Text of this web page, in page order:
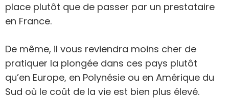
place plutôt que de passer par un prestataire
en France.
De même, il vous reviendra moins cher de
pratiquer la plongée dans ces pays plutôt
qu’en Europe, en Polynésie ou en Amérique du
Sud où le coût de la vie est bien plus élevé.